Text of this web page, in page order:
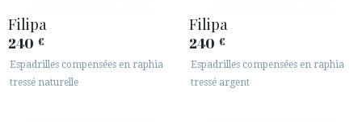
Filipa
240 €
Espadrilles compensées en raphia
tressé naturelle
Filipa
240 €
Espadrilles compensées en raphia
tressé argent